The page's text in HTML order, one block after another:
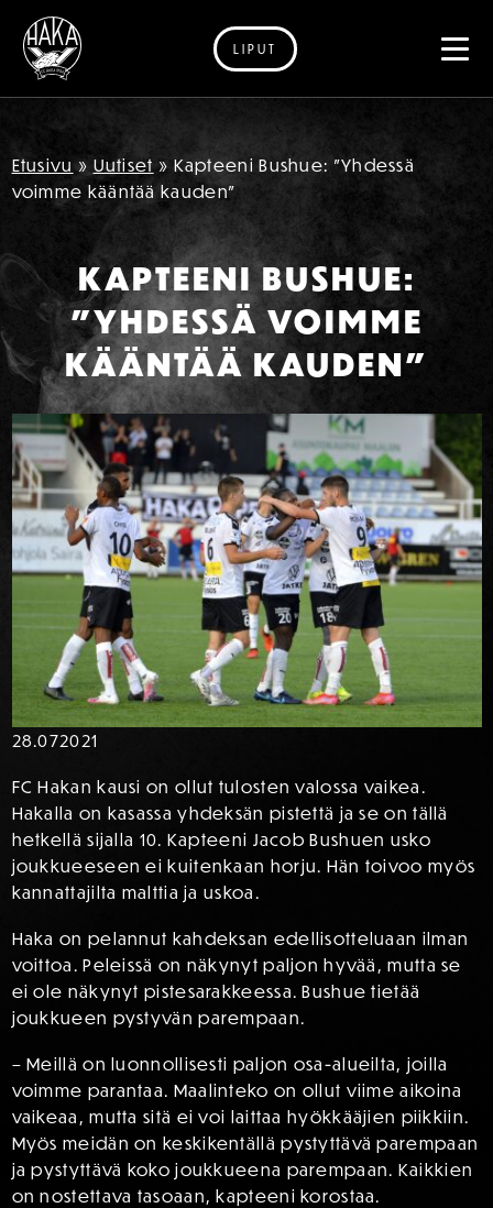
Siirry sisältöön
LIPUT
Etusivu » Uutiset » Kapteeni Bushue: ”Yhdessä
voimme kääntää kauden”
KAPTEENI BUSHUE:
”YHDESSÄ VOIMME
KÄÄNTÄÄ KAUDEN”
28.072021
FC Hakan kausi on ollut tulosten valossa vaikea.
Hakalla on kasassa yhdeksän pistettä ja se on tällä
hetkellä sijalla 10. Kapteeni Jacob Bushuen usko
joukkueeseen ei kuitenkaan horju. Hän toivoo myös
kannattajilta malttia ja uskoa.
Haka on pelannut kahdeksan edellisotteluaan ilman
voittoa. Peleissä on näkynyt paljon hyvää, mutta se
ei ole näkynyt pistesarakkeessa. Bushue tietää
joukkueen pystyvän parempaan.
– Meillä on luonnollisesti paljon osa-alueilta, joilla
voimme parantaa. Maalinteko on ollut viime aikoina
vaikeaa, mutta sitä ei voi laittaa hyökkääjien piikkiin.
Myös meidän on keskikentällä pystyttävä parempaan
ja pystyttävä koko joukkueena parempaan. Kaikkien
on nostettava tasoaan, kapteeni korostaa.